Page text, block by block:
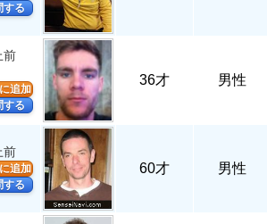
する
前
追加
する
36才 男性
前
追加
する
60才 男性